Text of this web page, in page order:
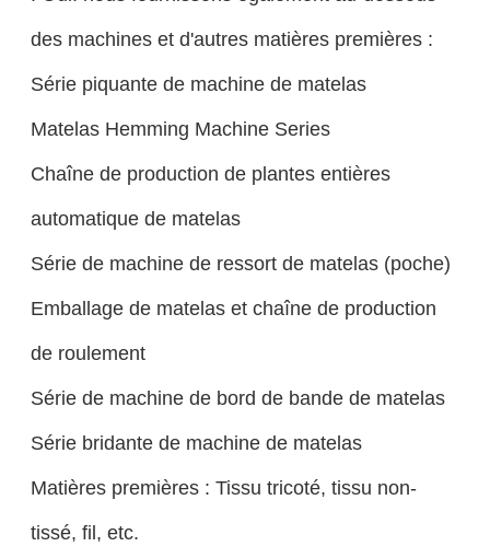
des machines et d'autres matières premières :
Série piquante de machine de matelas
Matelas Hemming Machine Series
Chaîne de production de plantes entières
automatique de matelas
Série de machine de ressort de matelas (poche)
Emballage de matelas et chaîne de production
de roulement
Série de machine de bord de bande de matelas
Série bridante de machine de matelas
Matières premières : Tissu tricoté, tissu non-
tissé, fil, etc.